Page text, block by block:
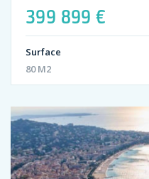
399 899 €
Surface
80 M2